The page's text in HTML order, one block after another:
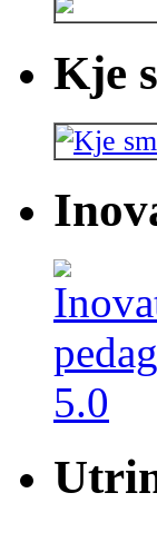
Kje